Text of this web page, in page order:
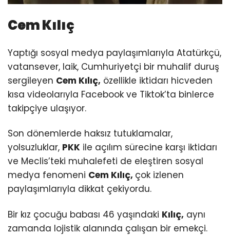
Cem Kılıç
Yaptığı sosyal medya paylaşımlarıyla Atatürkçü,
vatansever, laik, Cumhuriyetçi bir muhalif duruş
sergileyen Cem Kılıç, özellikle iktidarı hicveden
kısa videolarıyla Facebook ve Tiktok’ta binlerce
takipçiye ulaşıyor.
Son dönemlerde haksız tutuklamalar,
yolsuzluklar, PKK ile açılım sürecine karşı iktidarı
ve Meclis’teki muhalefeti de eleştiren sosyal
medya fenomeni Cem Kılıç, çok izlenen
paylaşımlarıyla dikkat çekiyordu.
Bir kız çocuğu babası 46 yaşındaki Kılıç, aynı
zamanda lojistik alanında çalışan bir emekçi.